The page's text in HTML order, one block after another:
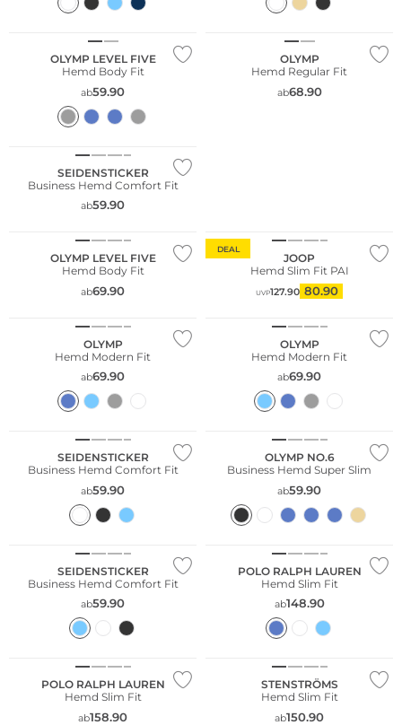
Nachhaltig
OLYMP LEVEL FIVE
Hemd Body Fit
ab59.90
OLYMP
Hemd Regular Fit
ab68.90
SEIDENSTICKER
Business Hemd Comfort Fit
ab59.90
OLYMP LEVEL FIVE
Hemd Body Fit
ab69.90
DEAL
JOOP
Hemd Slim Fit PAI
UVP127.90 80.90
OLYMP
Hemd Modern Fit
ab69.90
OLYMP
Hemd Modern Fit
ab69.90
SEIDENSTICKER
Business Hemd Comfort Fit
ab59.90
Große Größen
Nachhaltig
OLYMP NO.6
Business Hemd Super Slim
ab59.90
SEIDENSTICKER
Business Hemd Comfort Fit
ab59.90
POLO RALPH LAUREN
Hemd Slim Fit
ab148.90
POLO RALPH LAUREN
Hemd Slim Fit
ab158.90
STENSTRÖMS
Hemd Slim Fit
ab150.90